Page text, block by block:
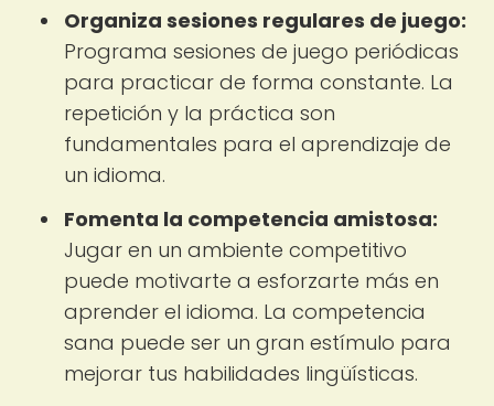
Organiza sesiones regulares de juego:
Programa sesiones de juego periódicas
para practicar de forma constante. La
repetición y la práctica son
fundamentales para el aprendizaje de
un idioma.
Fomenta la competencia amistosa:
Jugar en un ambiente competitivo
puede motivarte a esforzarte más en
aprender el idioma. La competencia
sana puede ser un gran estímulo para
mejorar tus habilidades lingüísticas.